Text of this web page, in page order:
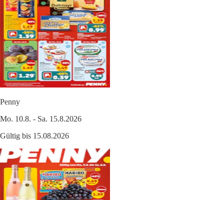
Penny
Mo. 10.8. - Sa. 15.8.2026
Gültig bis 15.08.2026